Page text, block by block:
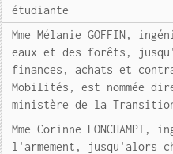
étudiante
Mme Mélanie GOFFIN,
eaux et des forêts,
finances, achats et
Mobilités, est nommée
ministère de la
Mme Corinne
l'armement, jusqu'alors